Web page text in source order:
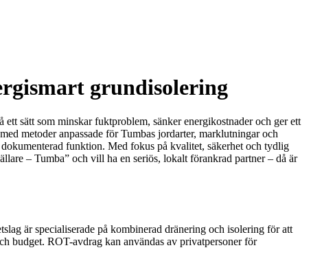
grundisolering
sätt som minskar fuktproblem, sänker energikostnader och ger ett
metoder anpassade för Tumbas jordarter, marklutningar och
funktion. Med fokus på kvalitet, säkerhet och tydlig
– Tumba” och vill ha en seriös, lokalt förankrad partner – då är
är specialiserade på kombinerad dränering och isolering för att
budget. ROT-avdrag kan användas av privatpersoner för